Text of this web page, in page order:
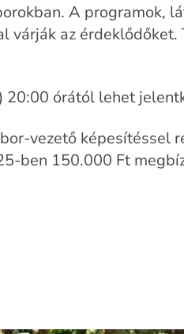
A programok,
az érdeklődőket.
20:00 órától lehet
vezető képesítéssel
ben 150.000 Ft